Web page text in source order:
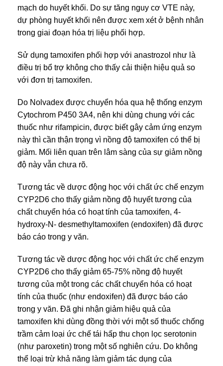
mạch do huyết khối. Do sự tăng nguy cơ VTE này,
dự phòng huyết khối nên được xem xét ở bệnh nhân
trong giai đoạn hóa trị liệu phối hợp.
Sử dụng tamoxifen phối hợp với anastrozol như là
điều trị bổ trợ không cho thấy cải thiện hiệu quả so
với đơn trị tamoxifen.
Do Nolvadex được chuyển hóa qua hệ thống enzym
Cytochrom P450 3A4, nên khi dùng chung với các
thuốc như rifampicin, được biết gây cảm ứng enzym
này thì cần thận trọng vì nồng độ tamoxifen có thể bị
giảm. Mối liên quan trên lâm sàng của sự giảm nồng
độ này vẫn chưa rõ.
Tương tác về dược động học với chất ức chế enzym
CYP2D6 cho thấy giảm nồng độ huyết tương của
chất chuyển hóa có hoạt tính của tamoxifen, 4-
hydroxy-N- desmethyltamoxifen (endoxifen) đã được
báo cáo trong y văn.
Tương tác về dược động học với chất ức chế enzym
CYP2D6 cho thấy giảm 65-75% nồng độ huyết
tương của một trong các chất chuyển hóa có hoạt
tính của thuốc (như endoxifen) đã được báo cáo
trong y văn. Đã ghi nhận giảm hiệu quả của
tamoxifen khi dùng đồng thời với một số thuốc chống
trầm cảm loại ức chế tái hấp thu chọn lọc serotonin
(như paroxetin) trong một số nghiên cứu. Do không
thể loại trừ khả năng làm giảm tác dụng của